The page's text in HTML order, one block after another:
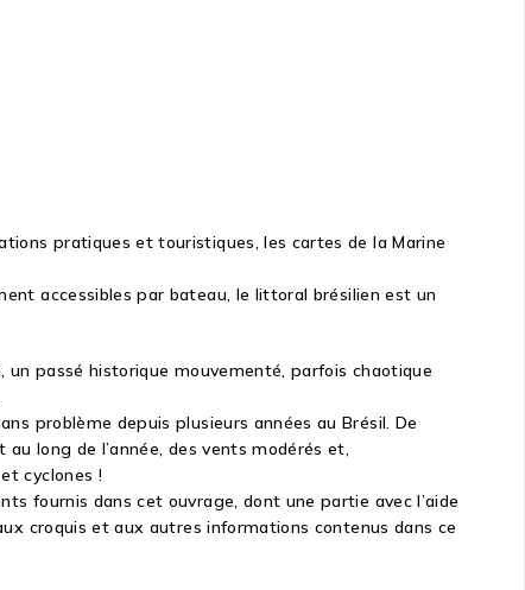
pratiques et touristiques, les cartes de la Marine
accessibles par bateau, le littoral brésilien est un
passé historique mouvementé, parfois chaotique
problème depuis plusieurs années au Brésil. De
long de l’année, des vents modérés et,
cyclones !
fournis dans cet ouvrage, dont une partie avec l’aide
croquis et aux autres informations contenus dans ce